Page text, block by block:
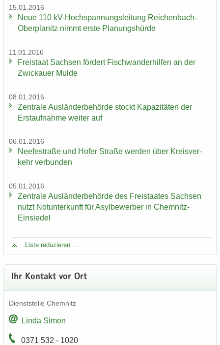
15.01.2016
Neue 110 kV-​Hochspannungsleitung Reichenbach-​
Oberplanitz nimmt erste Pla­nungs­hür­de
11.01.2016
Frei­staat Sach­sen för­dert Fisch­wan­der­hil­fen an der
Zwi­ckau­er Mulde
08.01.2016
Zen­tra­le Aus­län­der­be­hör­de stockt Ka­pa­zi­tä­ten der
Erst­auf­nah­me wei­ter auf
06.01.2016
Nee­fe­st­ra­ße und Hofer Stra­ße wer­den über Kreis­ver­
kehr ver­bun­den
05.01.2016
Zen­tra­le Aus­län­der­be­hör­de des Frei­staa­tes Sach­sen
nutzt Not­un­ter­kunft für Asyl­be­wer­ber in Chemnitz-​
Einsiedel
Liste re­du­zie­ren ...
Ihr Kon­takt vor Ort
Dienst­stel­le Chem­nitz
Linda Simon
0371 532 - 1020